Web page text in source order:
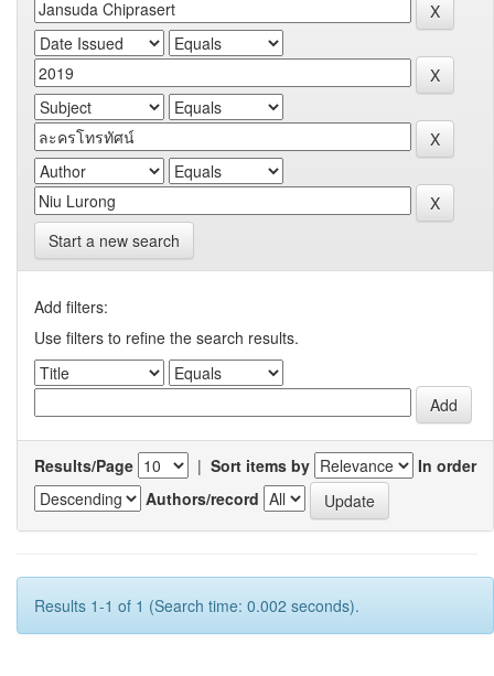
Start a new search
Add filters:
Use filters to refine the search results.
Results/Page | Sort items by
In order
Authors/record
Results 1-1 of 1 (Search time: 0.002 seconds).